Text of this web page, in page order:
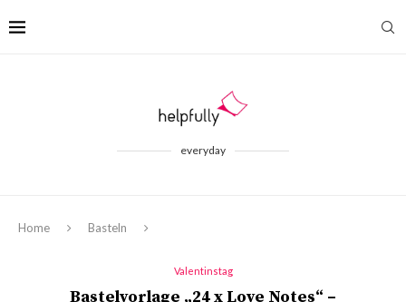
everyday
Home Basteln
Valentinstag
Bastelvorlage „24 x Love Notes“ –